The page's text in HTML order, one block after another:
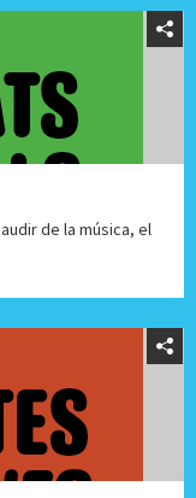
de la música, el